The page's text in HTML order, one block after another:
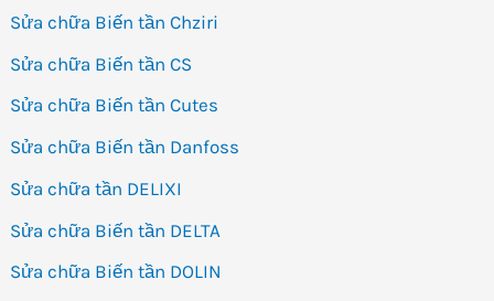
Sửa chữa Biến tần Chziri
Sửa chữa Biến tần CS
Sửa chữa Biến tần Cutes
Sửa chữa Biến tần Danfoss
Sửa chữa tần DELIXI
Sửa chữa Biến tần DELTA
Sửa chữa Biến tần DOLIN